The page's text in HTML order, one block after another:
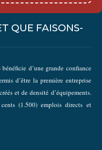
QUE FAISONS-
d’une grande confiance
d’être la première entreprise
et de densité d’équipements.
(1.500) emplois directs et